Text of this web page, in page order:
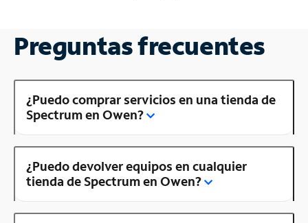
Preguntas frecuentes
¿Puedo comprar servicios en una tienda de
Spectrum en Owen?
¿Puedo devolver equipos en cualquier
tienda de Spectrum en Owen?